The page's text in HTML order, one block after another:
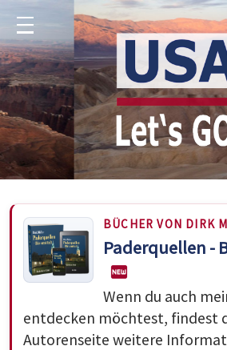
Menu
BÜCHER VON DIRK
Paderquellen -
Wenn du auch
entdecken möchtest, findest
Autorenseite weitere